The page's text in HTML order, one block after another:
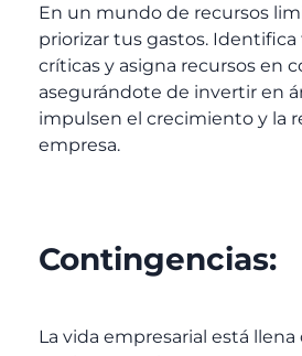
En un mundo de recursos
priorizar tus gastos.
críticas y asigna recursos en
asegurándote de invertir en
impulsen el crecimiento y la
empresa.
Contingencias:
La vida empresarial está